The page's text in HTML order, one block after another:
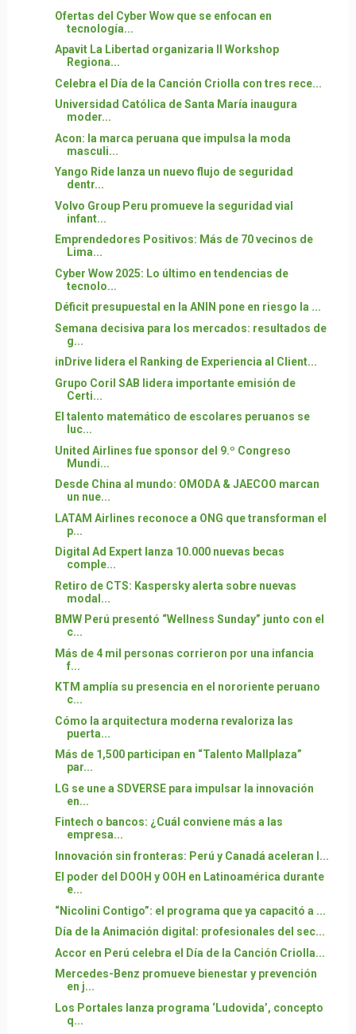
Ofertas del Cyber Wow que se enfocan en
tecnología...
Apavit La Libertad organizaria II Workshop
Regiona...
Celebra el Día de la Canción Criolla con tres rece...
Universidad Católica de Santa María inaugura
moder...
Acon: la marca peruana que impulsa la moda
masculi...
Yango Ride lanza un nuevo flujo de seguridad
dentr...
Volvo Group Peru promueve la seguridad vial
infant...
Emprendedores Positivos: Más de 70 vecinos de
Lima...
Cyber Wow 2025: Lo último en tendencias de
tecnolo...
Déficit presupuestal en la ANIN pone en riesgo la ...
Semana decisiva para los mercados: resultados de
g...
inDrive lidera el Ranking de Experiencia al Client...
Grupo Coril SAB lidera importante emisión de
Certi...
El talento matemático de escolares peruanos se
luc...
United Airlines fue sponsor del 9.º Congreso
Mundi...
Desde China al mundo: OMODA & JAECOO marcan
un nue...
LATAM Airlines reconoce a ONG que transforman el
p...
Digital Ad Expert lanza 10.000 nuevas becas
comple...
Retiro de CTS: Kaspersky alerta sobre nuevas
modal...
BMW Perú presentó “Wellness Sunday” junto con el
c...
Más de 4 mil personas corrieron por una infancia
f...
KTM amplía su presencia en el nororiente peruano
c...
Cómo la arquitectura moderna revaloriza las
puerta...
Más de 1,500 participan en “Talento Mallplaza”
par...
LG se une a SDVERSE para impulsar la innovación
en...
Fintech o bancos: ¿Cuál conviene más a las
empresa...
Innovación sin fronteras: Perú y Canadá aceleran l...
El poder del DOOH y OOH en Latinoamérica durante
e...
“Nicolini Contigo”: el programa que ya capacitó a ...
Día de la Animación digital: profesionales del sec...
Accor en Perú celebra el Día de la Canción Criolla...
Mercedes-Benz promueve bienestar y prevención
en j...
Los Portales lanza programa ‘Ludovida’, concepto
q...